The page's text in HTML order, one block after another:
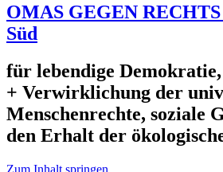
OMAS GEGEN
Süd
für lebendige
+ Verwirklichung der
Menschenrechte, soziale
den Erhalt der
Zum Inhalt springen